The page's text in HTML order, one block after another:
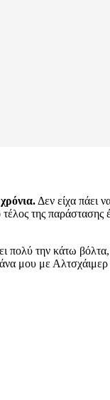
Δεν είχα πάει
της
πολύ την κάτω
μου με